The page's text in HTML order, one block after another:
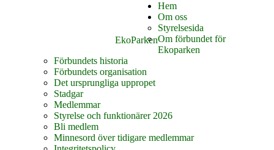
EkoParken
Hem
Om oss
Styrelsesida
Om förbundet för
Ekoparken
Förbundets historia
Förbundets organisation
Det ursprungliga uppropet
Stadgar
Medlemmar
Styrelse och funktionärer 2026
Bli medlem
Minnesord över tidigare medlemmar